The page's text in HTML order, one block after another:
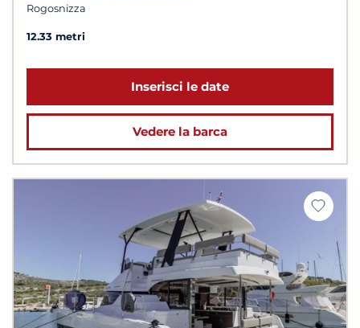
Rogosnizza
12.33 metri
Inserisci le date
Vedere la barca